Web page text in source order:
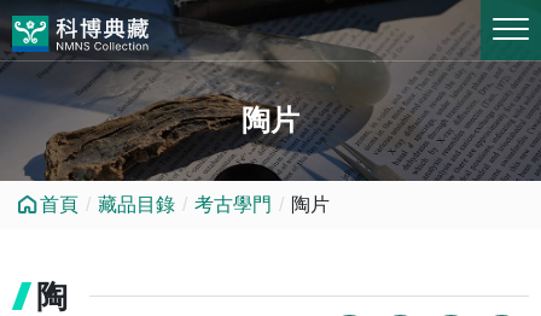
跳到中央內容區塊
陶片
首頁 藏品目錄 考古學門 陶片
陶